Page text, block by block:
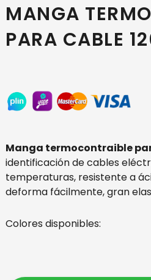
MANGA
PARA CABLE
Manga termocontraible
identificación de cables
temperaturas, resistente a
deforma fácilmente, gran
Colores disponibles: